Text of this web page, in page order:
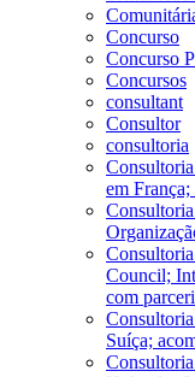
Concurso
Concurso
Concursos
consultant
Consultor
consultoria
em
Council;
com
Suíça;